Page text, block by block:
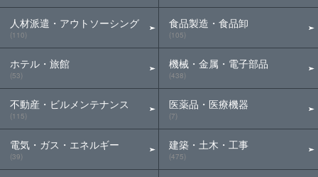
人材派遣・アウトソーシング
(110)
ホテル・旅館
(53)
不動産・ビルメンテナンス
(115)
電気・ガス・エネルギー
(39)
食品製造・食品卸
(105)
機械・金属・電子部品
(438)
医薬品・医療機器
(7)
建築・土木・工事
(475)